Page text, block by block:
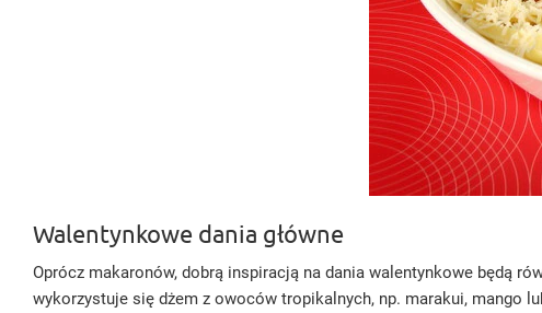
Walentynkowe dania główne
Oprócz makaronów, dobrą inspiracją na dania walentynkowe będą
wykorzystuje się dżem z owoców tropikalnych, np. marakui, mango